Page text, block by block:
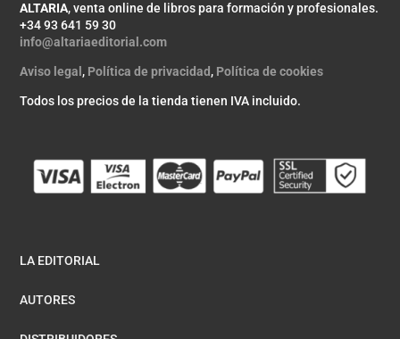
ALTARIA, venta online de libros para formación y profesionales.
+34 93 641 59 30
info@altariaeditorial.com
Aviso legal , Política de privacidad , Política de cookies
Todos los precios de la tienda tienen IVA incluido.
LA EDITORIAL
AUTORES